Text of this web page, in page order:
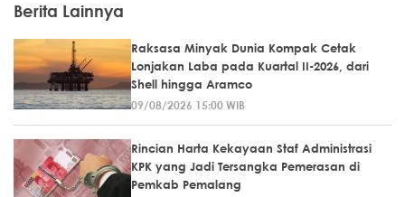
Berita Lainnya
Raksasa Minyak Dunia Kompak Cetak
Lonjakan Laba pada Kuartal II-2026, dari
Shell hingga Aramco
09/08/2026 15:00 WIB
Rincian Harta Kekayaan Staf Administrasi
KPK yang Jadi Tersangka Pemerasan di
Pemkab Pemalang